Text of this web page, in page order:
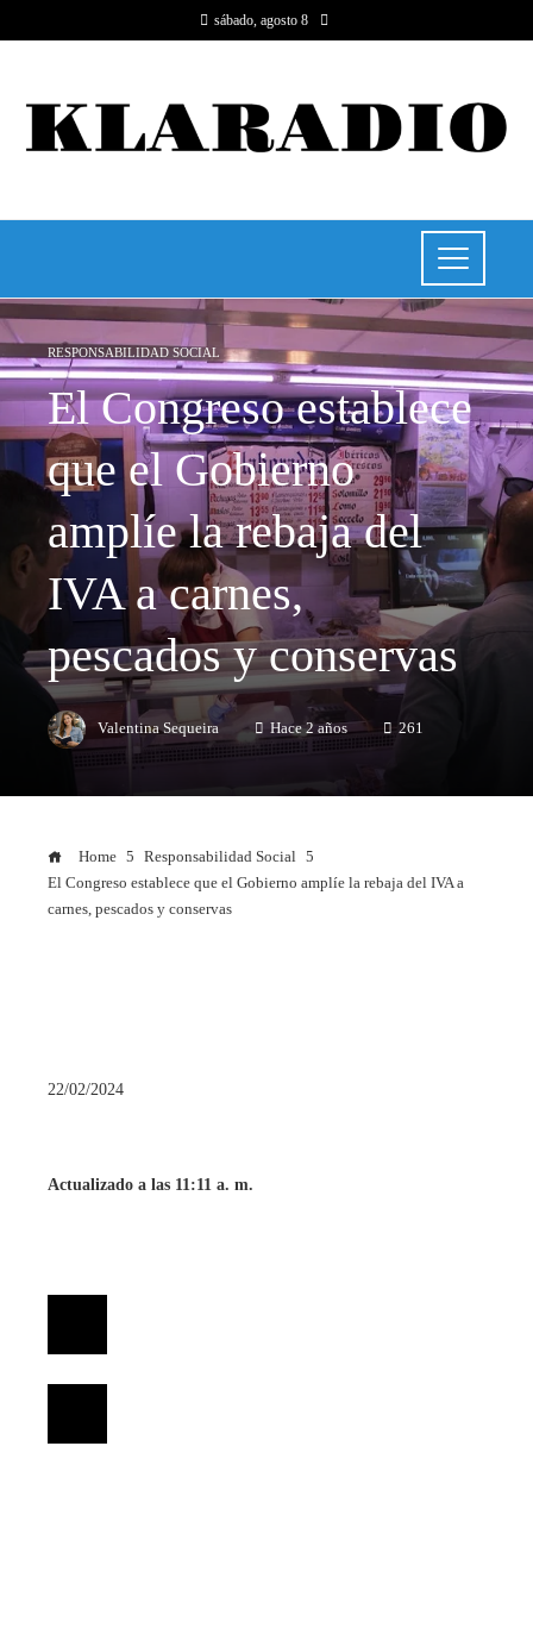
sábado, agosto 8
RESPONSABILIDAD SOCIAL
El Congreso establece
que el Gobierno
amplíe la rebaja del
IVA a carnes,
pescados y conservas
Valentina Sequeira Hace 2 años 261
Home
Responsabilidad Social
El Congreso establece que el Gobierno amplíe la rebaja del IVA a
carnes, pescados y conservas
22/02/2024
Actualizado a las 11:11 a. m.